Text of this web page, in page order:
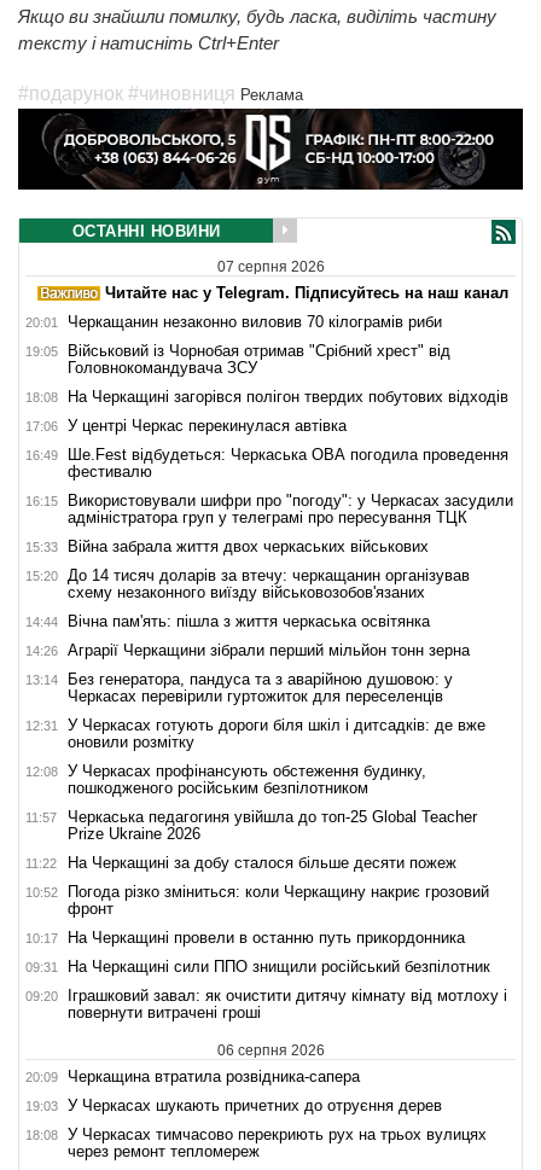
Якщо ви знайшли помилку, будь ласка, виділіть частину
тексту і натисніть Ctrl+Enter
#подарунок #чиновниця Реклама
ОСТАННІ НОВИНИ
07 серпня 2026
Читайте нас у Telegram. Підписуйтесь на наш канал
20:01 Черкащанин незаконно виловив 70 кілограмів риби
19:05
Військовий із Чорнобая отримав "Срібний хрест" від
Головнокомандувача ЗСУ
18:08 На Черкащині загорівся полігон твердих побутових відходів
17:06 У центрі Черкас перекинулася автівка
16:49
Ше.Fest відбудеться: Черкаська ОВА погодила проведення
фестивалю
16:15
Використовували шифри про "погоду": у Черкасах засудили
адміністратора груп у телеграмі про пересування ТЦК
15:33 Війна забрала життя двох черкаських військових
15:20
До 14 тисяч доларів за втечу: черкащанин організував
схему незаконного виїзду військовозобов'язаних
14:44 Вічна пам'ять: пішла з життя черкаська освітянка
14:26 Аграрії Черкащини зібрали перший мільйон тонн зерна
13:14
Без генератора, пандуса та з аварійною душовою: у
Черкасах перевірили гуртожиток для переселенців
12:31
У Черкасах готують дороги біля шкіл і дитсадків: де вже
оновили розмітку
12:08
У Черкасах профінансують обстеження будинку,
пошкодженого російським безпілотником
11:57
Черкаська педагогиня увійшла до топ-25 Global Teacher
Prize Ukraine 2026
11:22 На Черкащині за добу сталося більше десяти пожеж
10:52
Погода різко зміниться: коли Черкащину накриє грозовий
фронт
10:17 На Черкащині провели в останню путь прикордонника
09:31 На Черкащині сили ППО знищили російський безпілотник
09:20
Іграшковий завал: як очистити дитячу кімнату від мотлоху і
повернути витрачені гроші
06 серпня 2026
20:09 Черкащина втратила розвідника-сапера
19:03 У Черкасах шукають причетних до отруєння дерев
18:08
У Черкасах тимчасово перекриють рух на трьох вулицях
через ремонт тепломереж